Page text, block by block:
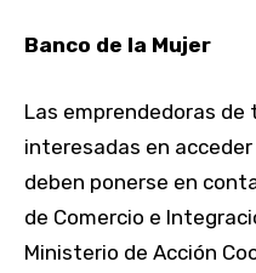
Banco de la Mujer
Las emprendedoras
interesadas en
deben ponerse en
de Comercio e
Ministerio de Acción